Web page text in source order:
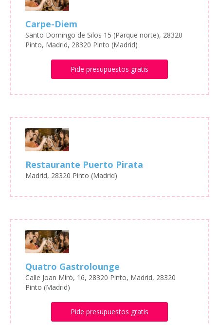
Carpe-Diem
Santo Domingo de Silos 15 (Parque norte), 28320
Pinto, Madrid, 28320 Pinto (Madrid)
Pide presupuestos gratis
Restaurante Puerto Pirata
Madrid, 28320 Pinto (Madrid)
Quatro Gastrolounge
Calle Joan Miró, 16, 28320 Pinto, Madrid, 28320
Pinto (Madrid)
Pide presupuestos gratis